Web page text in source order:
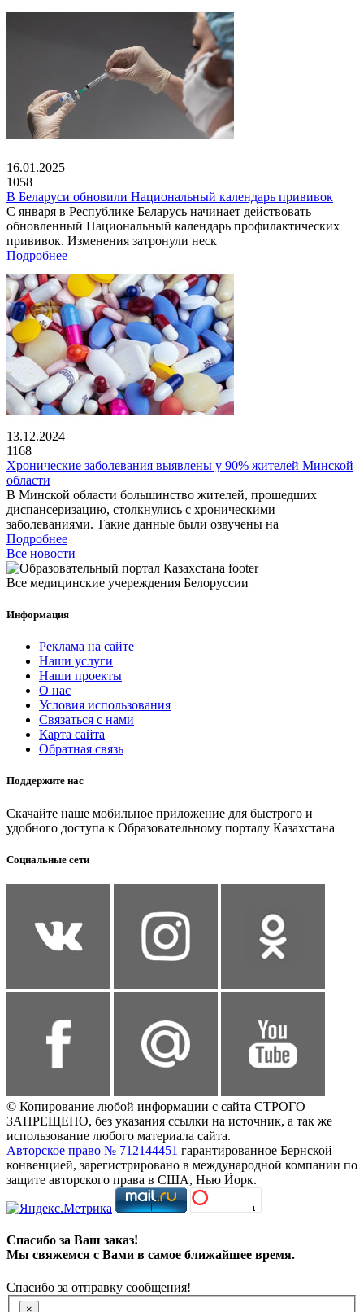
16.01.2025
1058
В Беларуси обновили Национальный календарь прививок
С января в Республике Беларусь начинает действовать
обновленный Национальный календарь профилактических
прививок. Изменения затронули неск
Подробнее
13.12.2024
1168
Хронические заболевания выявлены у 90% жителей Минской
области
В Минской области большинство жителей, прошедших
диспансеризацию, столкнулись с хроническими
заболеваниями. Такие данные были озвучены на
Подробнее
Все новости
Все медицинские учереждения Белоруссии
Информация
Реклама на сайте
Наши услуги
Наши проекты
О нас
Условия использования
Связаться с нами
Карта сайта
Обратная связь
Поддержите нас
Скачайте наше мобильное приложение для быстрого и
удобного доступа к Образовательному порталу Казахстана
Социальные сети
© Копирование любой информации с сайта СТРОГО
ЗАПРЕЩЕНО, без указания ссылки на источник, а так же
использование любого материала сайта.
Авторское право № 712144451 гарантированное Бернской
конвенцией, зарегистрировано в международной компании по
защите авторского права в США, Нью Йорк.
Спасибо за Ваш заказ!
Мы свяжемся с Вами в самое ближайшее время.
Спасибо за отправку сообщения!
×